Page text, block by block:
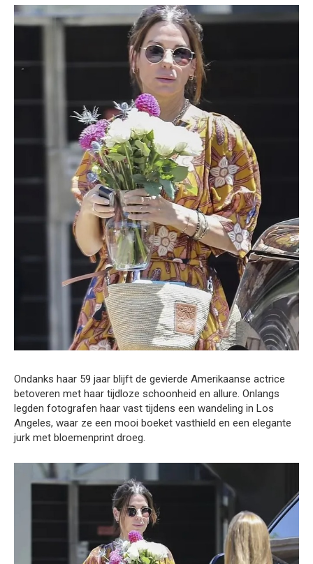
Ondanks haar 59 jaar blijft de gevierde Amerikaanse actrice
betoveren met haar tijdloze schoonheid en allure. Onlangs
legden fotografen haar vast tijdens een wandeling in Los
Angeles, waar ze een mooi boeket vasthield en een elegante
jurk met bloemenprint droeg.